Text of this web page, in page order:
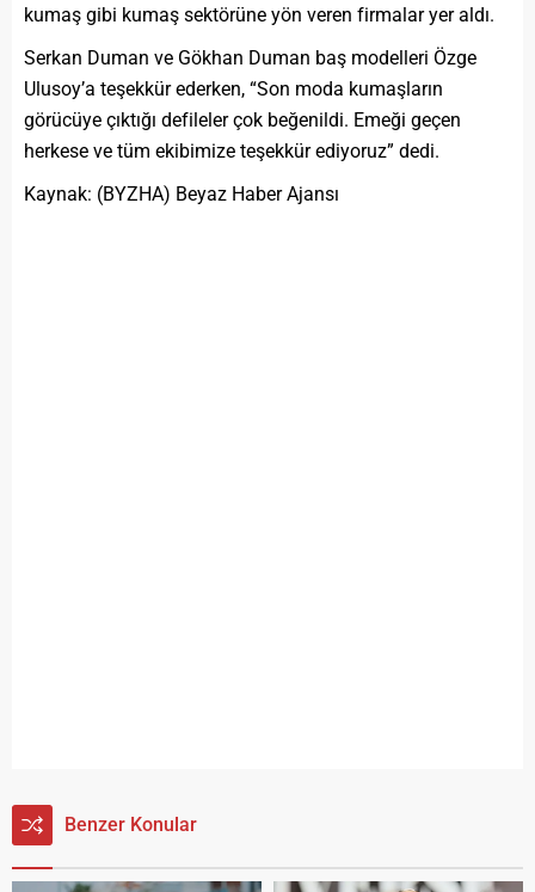
kumaş gibi kumaş sektörüne yön veren firmalar yer aldı.
Serkan Duman ve Gökhan Duman baş modelleri Özge
Ulusoy’a teşekkür ederken, “Son moda kumaşların
görücüye çıktığı defileler çok beğenildi. Emeği geçen
herkese ve tüm ekibimize teşekkür ediyoruz” dedi.
Kaynak: (BYZHA) Beyaz Haber Ajansı
Benzer Konular